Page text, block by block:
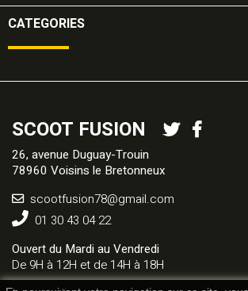
CATEGORIES
SCOOT FUSION
26, avenue Duguay-Trouin
78960 Voisins le Bretonneux
scootfusion78@gmail.com
01 30 43 04 22
Ouvert du Mardi au Vendredi
De 9H à 12H et de 14H à 18H